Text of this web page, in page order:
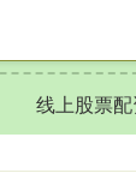
线上股票